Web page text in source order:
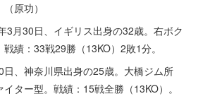
原功）
3月30日、イギリス出身の32歳。右ボク
績：33戦29勝（13KO）2敗1分。
、神奈川県出身の25歳。大橋ジム所
ター型。戦績：15戦全勝（13KO）。